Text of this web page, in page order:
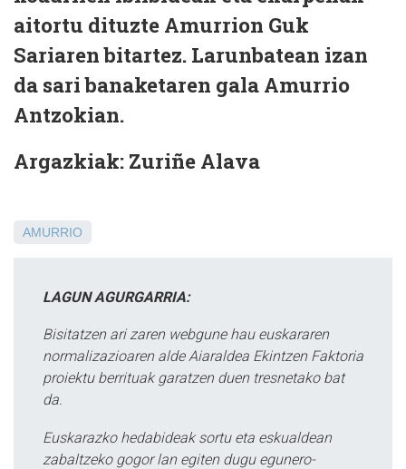
aitortu dituzte Amurrion Guk
Sariaren bitartez. Larunbatean izan
da sari banaketaren gala Amurrio
Antzokian.
Argazkiak: Zuriñe Alava
AMURRIO
LAGUN AGURGARRIA:
Bisitatzen ari zaren webgune hau euskararen
normalizazioaren alde Aiaraldea Ekintzen Faktoria
proiektu berrituak garatzen duen tresnetako bat
da.
Euskarazko hedabideak sortu eta eskualdean
zabaltzeko gogor lan egiten dugu egunero-